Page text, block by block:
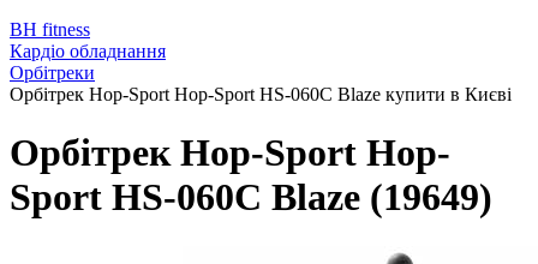
BH fitness
Кардіо обладнання
Орбітреки
Орбітрек Hop-Sport Hop-Sport HS-060C Blaze купити в Києві
Орбітрек Hop-Sport Hop-
Sport HS-060C Blaze (19649)